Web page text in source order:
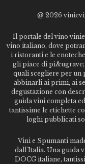
@ 2026
Il portale del vino
vino italiano, dove
i ristoranti e le
gli piace di
quali scegliere per un
abbinarli ai primi, ai
degustazione con
guida vini completa
tantissime le etichette
loghi pubblicati
Vini e Spumanti
dall'Italia. Una guida
DOCG italiane,